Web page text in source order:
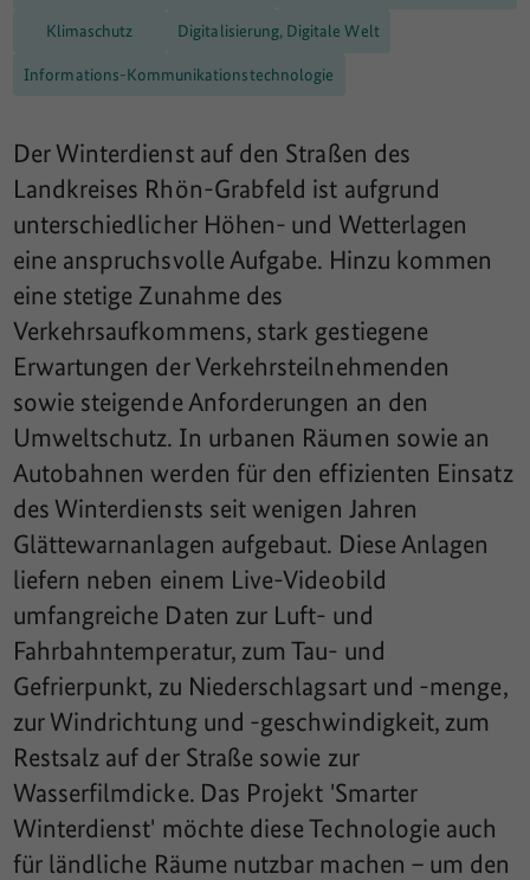
Klimaschutz Digitalisierung, Digitale Welt
Informations-Kommunikationstechnologie
Der Winterdienst auf den Straßen des
Landkreises Rhön-Grabfeld ist aufgrund
unterschiedlicher Höhen- und Wetterlagen
eine anspruchsvolle Aufgabe. Hinzu kommen
eine stetige Zunahme des
Verkehrsaufkommens, stark gestiegene
Erwartungen der Verkehrsteilnehmenden
sowie steigende Anforderungen an den
Umweltschutz. In urbanen Räumen sowie an
Autobahnen werden für den effizienten Einsatz
des Winterdiensts seit wenigen Jahren
Glättewarnanlagen aufgebaut. Diese Anlagen
liefern neben einem Live-Videobild
umfangreiche Daten zur Luft- und
Fahrbahntemperatur, zum Tau- und
Gefrierpunkt, zu Niederschlagsart und -menge,
zur Windrichtung und -geschwindigkeit, zum
Restsalz auf der Straße sowie zur
Wasserfilmdicke. Das Projekt 'Smarter
Winterdienst' möchte diese Technologie auch
für ländliche Räume nutzbar machen – um den